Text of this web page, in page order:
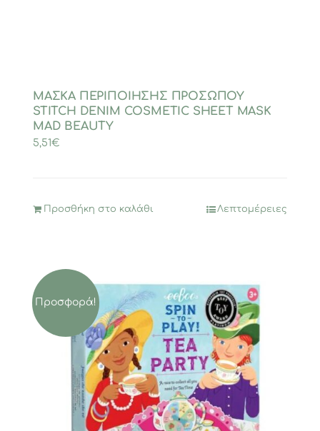
ΜΑΣΚΑ ΠΕΡΙΠΟΙΗΣΗΣ ΠΡΟΣΩΠΟΥ
STITCH DENIM COSMETIC SHEET MASK
MAD BEAUTY
5,51€
Προσθήκη στο καλάθι Λεπτομέρειες
Προσφορά!